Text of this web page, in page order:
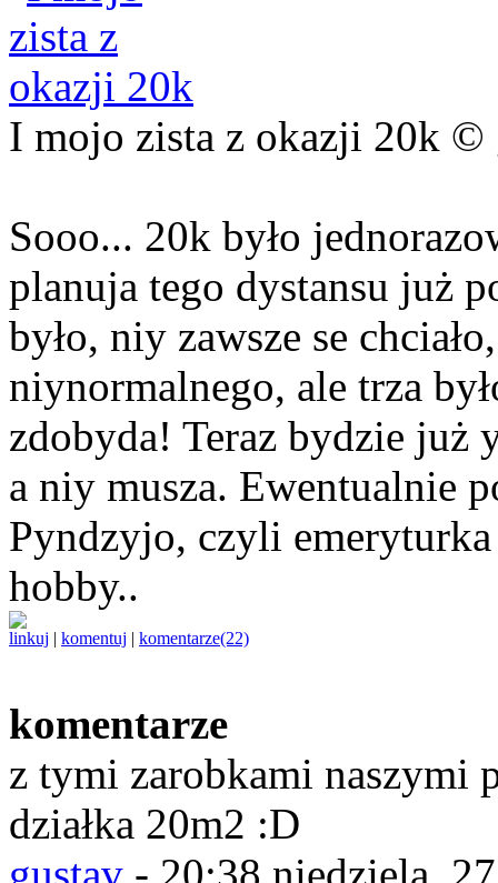
I mojo zista z okazji 20k ©
Sooo... 20k było
planuja tego dystansu już
było, niy zawsze se
niynormalnego, ale trza
zdobyda! Teraz bydzie już
a niy musza. Ewentualnie
Pyndzyjo, czyli
hobby..
linkuj | komentuj | komentarze(22)
komentarze
z tymi zarobkami naszymi
działka 20m2 :D